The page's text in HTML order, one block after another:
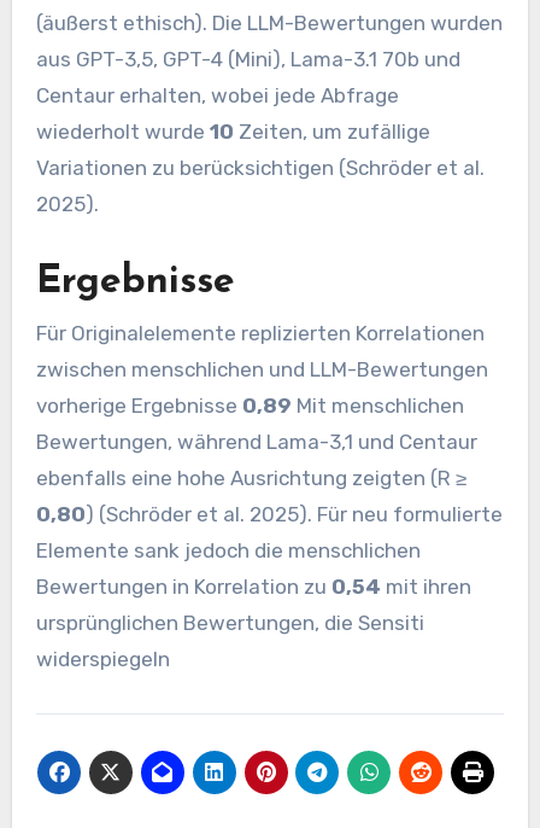
(äußerst ethisch). Die LLM-Bewertungen wurden
aus GPT-3,5, GPT-4 (Mini), Lama-3.1 70b und
Centaur erhalten, wobei jede Abfrage
wiederholt wurde 10 Zeiten, um zufällige
Variationen zu berücksichtigen (Schröder et al.
2025).
Ergebnisse
Für Originalelemente replizierten Korrelationen
zwischen menschlichen und LLM-Bewertungen
vorherige Ergebnisse 0,89 Mit menschlichen
Bewertungen, während Lama-3,1 und Centaur
ebenfalls eine hohe Ausrichtung zeigten (R ≥
0,80) (Schröder et al. 2025). Für neu formulierte
Elemente sank jedoch die menschlichen
Bewertungen in Korrelation zu 0,54 mit ihren
ursprünglichen Bewertungen, die Sensiti
widerspiegeln